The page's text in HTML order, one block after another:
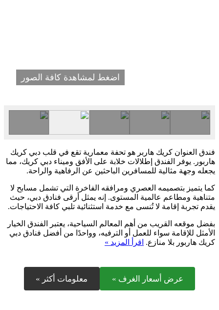
اضغط لمشاهدة كافة الصور
فندق العنوان كريك هاربر هو تحفة معمارية تقع في قلب دبي كريك
هاربور. يوفر الفندق إطلالات خلابة على الأفق وميناء دبي كريك، مما
يجعله وجهة مثالية للمسافرين الباحثين عن الرفاهية والراحة.
كما يتميز بتصميمه العصري ومرافقه الفاخرة التي تشمل مسابح لا
متناهية ومطاعم عالمية المستوى. إنه يمثل أرقى فنادق دبي، حيث
يقدم تجربة إقامة لا تُنسى مع خدمة استثنائية تلبي كافة الاحتياجات.
بفضل موقعه القريب من أهم المعالم السياحية، يعتبر الفندق الخيار
الأمثل للإقامة سواء للعمل أو الترفيه، وواحدًا من أفضل فنادق دبي
كريك هاربور بلا منازع. اقرأ المزيد »
عرض أسعار الغرف » معلومات أكثر »